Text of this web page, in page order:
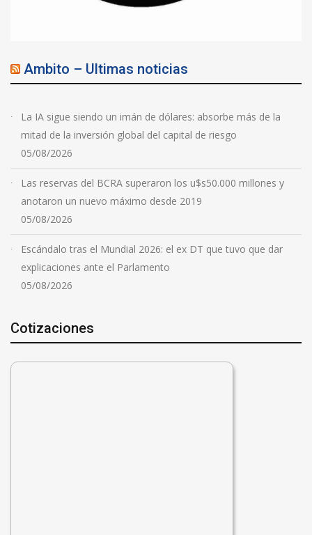
Ambito – Ultimas noticias
La IA sigue siendo un imán de dólares: absorbe más de la
mitad de la inversión global del capital de riesgo
05/08/2026
Las reservas del BCRA superaron los u$s50.000 millones y
anotaron un nuevo máximo desde 2019
05/08/2026
Escándalo tras el Mundial 2026: el ex DT que tuvo que dar
explicaciones ante el Parlamento
05/08/2026
Cotizaciones